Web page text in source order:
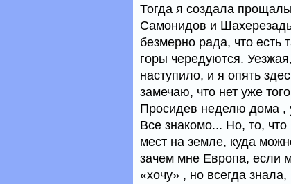
Тогда я создала
Самонидов и
безмерно рада, что есть
горы чередуются.
наступило, и я опять
замечаю, что нет уже
Просидев неделю дома ,
Все знакомо... Но, то,
мест на земле, куда
зачем мне Европа, если
«хочу» , но всегда